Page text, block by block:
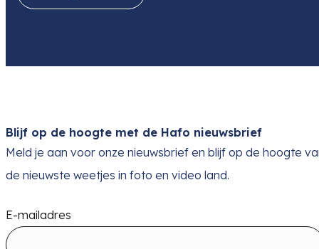
Blijf op de hoogte met de Hafo nieuwsbrief
Meld je aan voor onze nieuwsbrief en blijf op de hoogte
de nieuwste weetjes in foto en video land.
E-mailadres